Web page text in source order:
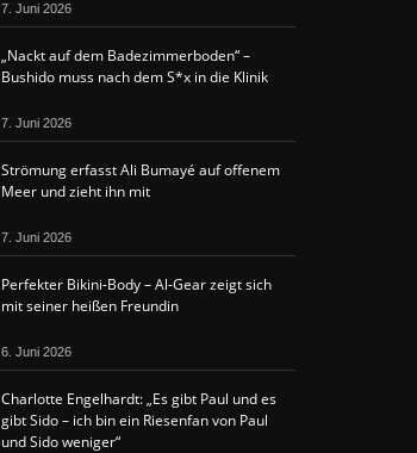
7. Juni 2026
„Nackt auf dem Badezimmerboden“ –
Bushido muss nach dem S*x in die Klinik
7. Juni 2026
Strömung erfasst Ali Bumayé auf offenem
Meer und zieht ihn mit
7. Juni 2026
Perfekter Bikini-Body – Al-Gear zeigt sich
mit seiner heißen Freundin
6. Juni 2026
Charlotte Engelhardt: „Es gibt Paul und es
gibt Sido – ich bin ein Riesenfan von Paul
und Sido weniger“